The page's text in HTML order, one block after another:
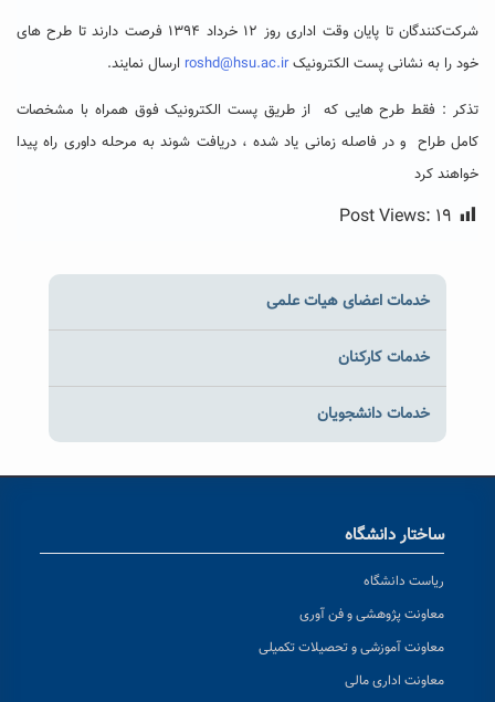
شرکت‌کنندگان تا پایان وقت اداری روز ۱۲ خرداد ۱۳۹۴ فرصت دارند تا طرح های
خود را به نشانی پست الکترونیکroshd@hsu.ac.ir ارسال نمایند.
تذکر : فقط طرح هایی که از طریق پست الکترونیک فوق همراه با مشخصات
کامل طراح و در فاصله زمانی یاد شده ، دریافت شوند به مرحله داوری راه پیدا
خواهند کرد
Post Views: ۱۹
خدمات اعضای هیات علمی
خدمات کارکنان
خدمات دانشجویان
ساختار دانشگاه
ریاست دانشگاه
معاونت پژوهشی و فن آوری
معاونت آموزشی و تحصیلات تکمیلی
معاونت اداری مالی